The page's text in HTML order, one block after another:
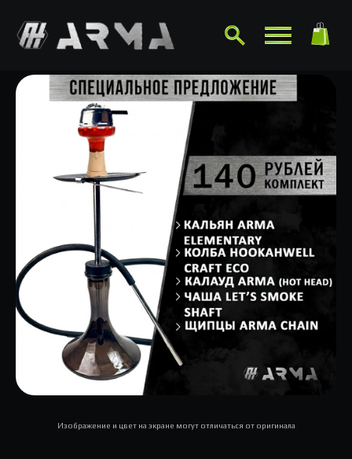
Изображение и цвет на экране могут отличаться от оригинала